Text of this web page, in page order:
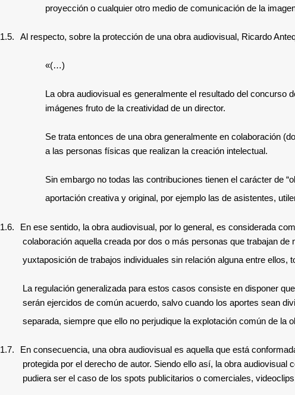
proyección o cualquier otro medio de comunicación de la
1.5. Al respecto, sobre la protección de una obra audiovisual, Ricardo
«(…)
La obra audiovisual es generalmente el resultado del concurso
imágenes fruto de la creatividad de un director.
Se trata entonces de una obra generalmente en colaboración
a las personas físicas que realizan la creación intelectual.
Sin embargo no todas las contribuciones tienen el carácter de
aportación creativa y original, por ejemplo las de asistentes,
1.6. En ese sentido, la obra audiovisual, por lo general, es considerada
colaboración aquella creada por dos o más personas que trabajan
yuxtaposición de trabajos individuales sin relación alguna entre
La regulación generalizada para estos casos consiste en disponer
serán ejercidos de común acuerdo, salvo cuando los aportes sean
separada, siempre que ello no perjudique la explotación común de la
1.7.
En consecuencia, una obra audiovisual es aquella que está
protegida por el derecho de autor. Siendo ello así, laobra audiovisual
pudiera ser el caso de los spots publicitarios o comerciales,